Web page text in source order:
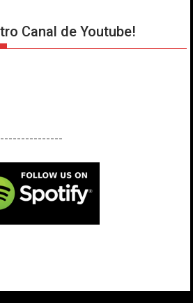
Canal de Youtube!